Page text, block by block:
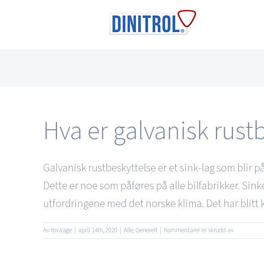
Hva er galvanisk
Galvanisk rustbeskyttelse er et sink-lag som blir
Dette er noe som påføres på alle bilfabrikker.
utfordringene med det norske klima. Det har blitt
Avtovaage | april 14th, 2020 | Alle,Generelt | Kommentarer er skrudd avfor
Hva